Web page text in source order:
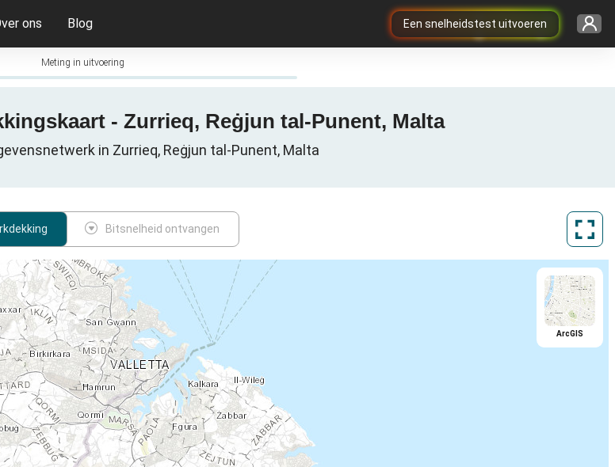
Een snelheidstest uitvoeren
ons Blog
Meting in uitvoering
- Zurrieq, Reġjun tal-Punent, Malta
in Zurrieq, Reġjun tal-Punent, Malta
Bitsnelheid ontvangen
ArcGIS